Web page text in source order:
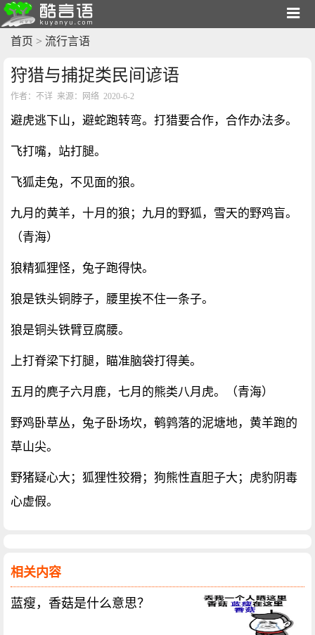
首页 > 流行言语
狩猎与捕捉类民间谚语
作者：不详 来源：网络 2020-6-2
避虎逃下山，避蛇跑转弯。打猎要合作，合作办法多。
飞打嘴，站打腿。
飞狐走兔，不见面的狼。
九月的黄羊，十月的狼；九月的野狐，雪天的野鸡盲。
（青海）
狼精狐狸怪，兔子跑得快。
狼是铁头铜脖子，腰里挨不住一条子。
狼是铜头铁臂豆腐腰。
上打脊梁下打腿，瞄准脑袋打得美。
五月的麂子六月鹿，七月的熊类八月虎。（青海）
野鸡卧草丛，兔子卧场坎，鹌鹑落的泥塘地，黄羊跑的
草山尖。
野猪疑心大；狐狸性狡猾；狗熊性直胆子大；虎豹阴毒
心虚假。
相关内容
蓝瘦，香菇是什么意思？